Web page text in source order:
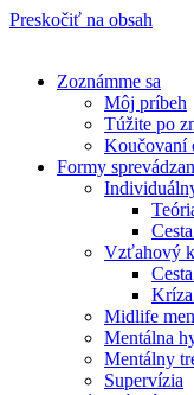
Preskočiť na obsah
Zoznámme sa
Môj príbeh
Túžite po
Koučovaní
Formy
Vzťahový
Midlife
Mentálna
Mentálny
Supervízia